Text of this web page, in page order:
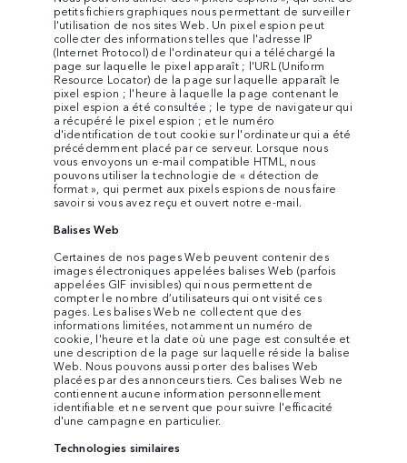
petits fichiers graphiques nous permettant de surveiller
l'utilisation de nos sites Web. Un pixel espion peut
collecter des informations telles que l'adresse IP
(Internet Protocol) de l'ordinateur qui a téléchargé la
page sur laquelle le pixel apparaît ; l'URL (Uniform
Resource Locator) de la page sur laquelle apparaît le
pixel espion ; l'heure à laquelle la page contenant le
pixel espion a été consultée ; le type de navigateur qui
a récupéré le pixel espion ; et le numéro
d'identification de tout cookie sur l'ordinateur qui a été
précédemment placé par ce serveur. Lorsque nous
vous envoyons un e-mail compatible HTML, nous
pouvons utiliser la technologie de « détection de
format », qui permet aux pixels espions de nous faire
savoir si vous avez reçu et ouvert notre e-mail.
Balises Web
Certaines de nos pages Web peuvent contenir des
images électroniques appelées balises Web (parfois
appelées GIF invisibles) qui nous permettent de
compter le nombre d’utilisateurs qui ont visité ces
pages. Les balises Web ne collectent que des
informations limitées, notamment un numéro de
cookie, l'heure et la date où une page est consultée et
une description de la page sur laquelle réside la balise
Web. Nous pouvons aussi porter des balises Web
placées par des annonceurs tiers. Ces balises Web ne
contiennent aucune information personnellement
identifiable et ne servent que pour suivre l'efficacité
d'une campagne en particulier.
Technologies similaires